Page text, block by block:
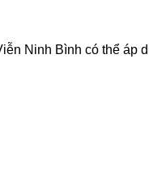
Ninh Bình có thể áp